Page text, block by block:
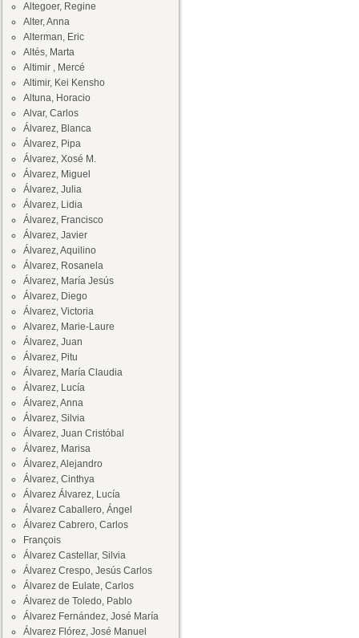
Altegoer, Regine
Alter, Anna
Alterman, Eric
Altés, Marta
Altimir , Mercé
Altimir, Kei Kensho
Altuna, Horacio
Alvar, Carlos
Álvarez, Blanca
Álvarez, Pipa
Álvarez, Xosé M.
Álvarez, Miguel
Álvarez, Julia
Álvarez, Lidia
Álvarez, Francisco
Álvarez, Javier
Álvarez, Aquilino
Álvarez, Rosanela
Álvarez, María Jesús
Álvarez, Diego
Álvarez, Victoria
Alvarez, Marie-Laure
Álvarez, Juan
Álvarez, Pitu
Álvarez, María Claudia
Álvarez, Lucía
Álvarez, Anna
Álvarez, Silvia
Álvarez, Juan Cristóbal
Álvarez, Marisa
Álvarez, Alejandro
Álvarez, Cinthya
Álvarez Álvarez, Lucía
Álvarez Caballero, Ángel
Álvarez Cabrero, Carlos
François
Álvarez Castellar, Silvia
Álvarez Crespo, Jesús Carlos
Álvarez de Eulate, Carlos
Álvarez de Toledo, Pablo
Álvarez Fernández, José María
Álvarez Flórez, José Manuel